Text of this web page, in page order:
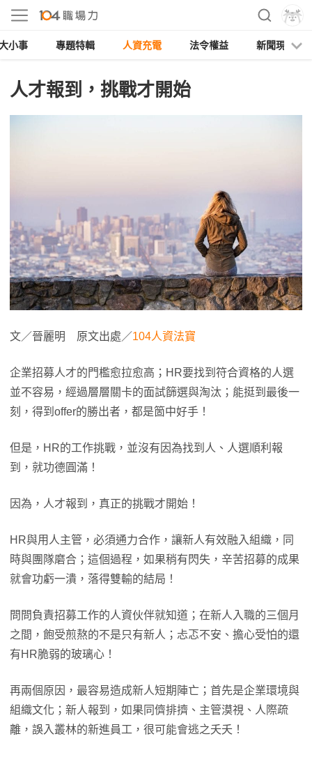
小事 專題特輯 人資充電 法令權益 新聞現場
人才報到，挑戰才開始
文／晉麗明 原文出處／104人資法寶
企業招募人才的門檻愈拉愈高；HR要找到符合資格的人選
並不容易，經過層層關卡的面試篩選與淘汰；能挺到最後一
刻，得到offer的勝出者，都是箇中好手！
但是，HR的工作挑戰，並沒有因為找到人、人選順利報
到，就功德圓滿！
因為，人才報到，真正的挑戰才開始！
HR與用人主管，必須通力合作，讓新人有效融入組織，同
時與團隊磨合；這個過程，如果稍有閃失，辛苦招募的成果
就會功虧一潰，落得雙輸的結局！
問問負責招募工作的人資伙伴就知道；在新人入職的三個月
之間，飽受煎熬的不是只有新人；忐忑不安、擔心受怕的還
有HR脆弱的玻璃心！
再兩個原因，最容易造成新人短期陣亡；首先是企業環境與
組織文化；新人報到，如果同儕排擠、主管漠視、人際疏
離，誤入叢林的新進員工，很可能會逃之夭夭！